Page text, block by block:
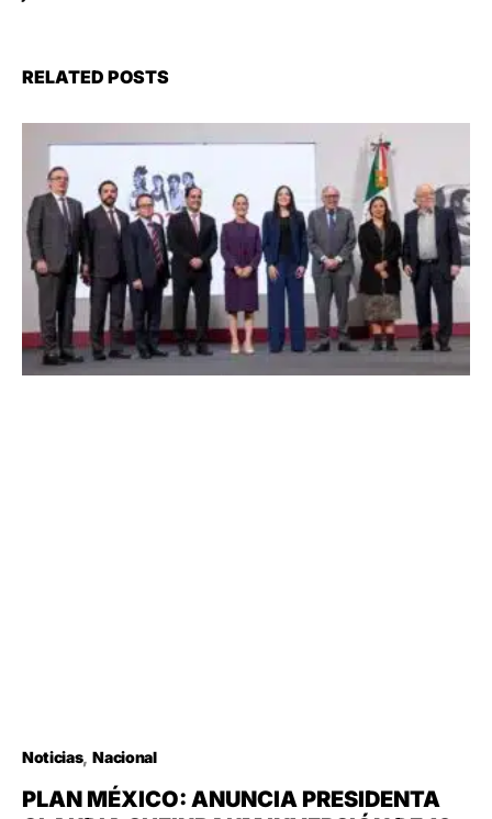
RELATED POSTS
Noticias Nacional
PLAN MÉXICO: ANUNCIA PRESIDENTA